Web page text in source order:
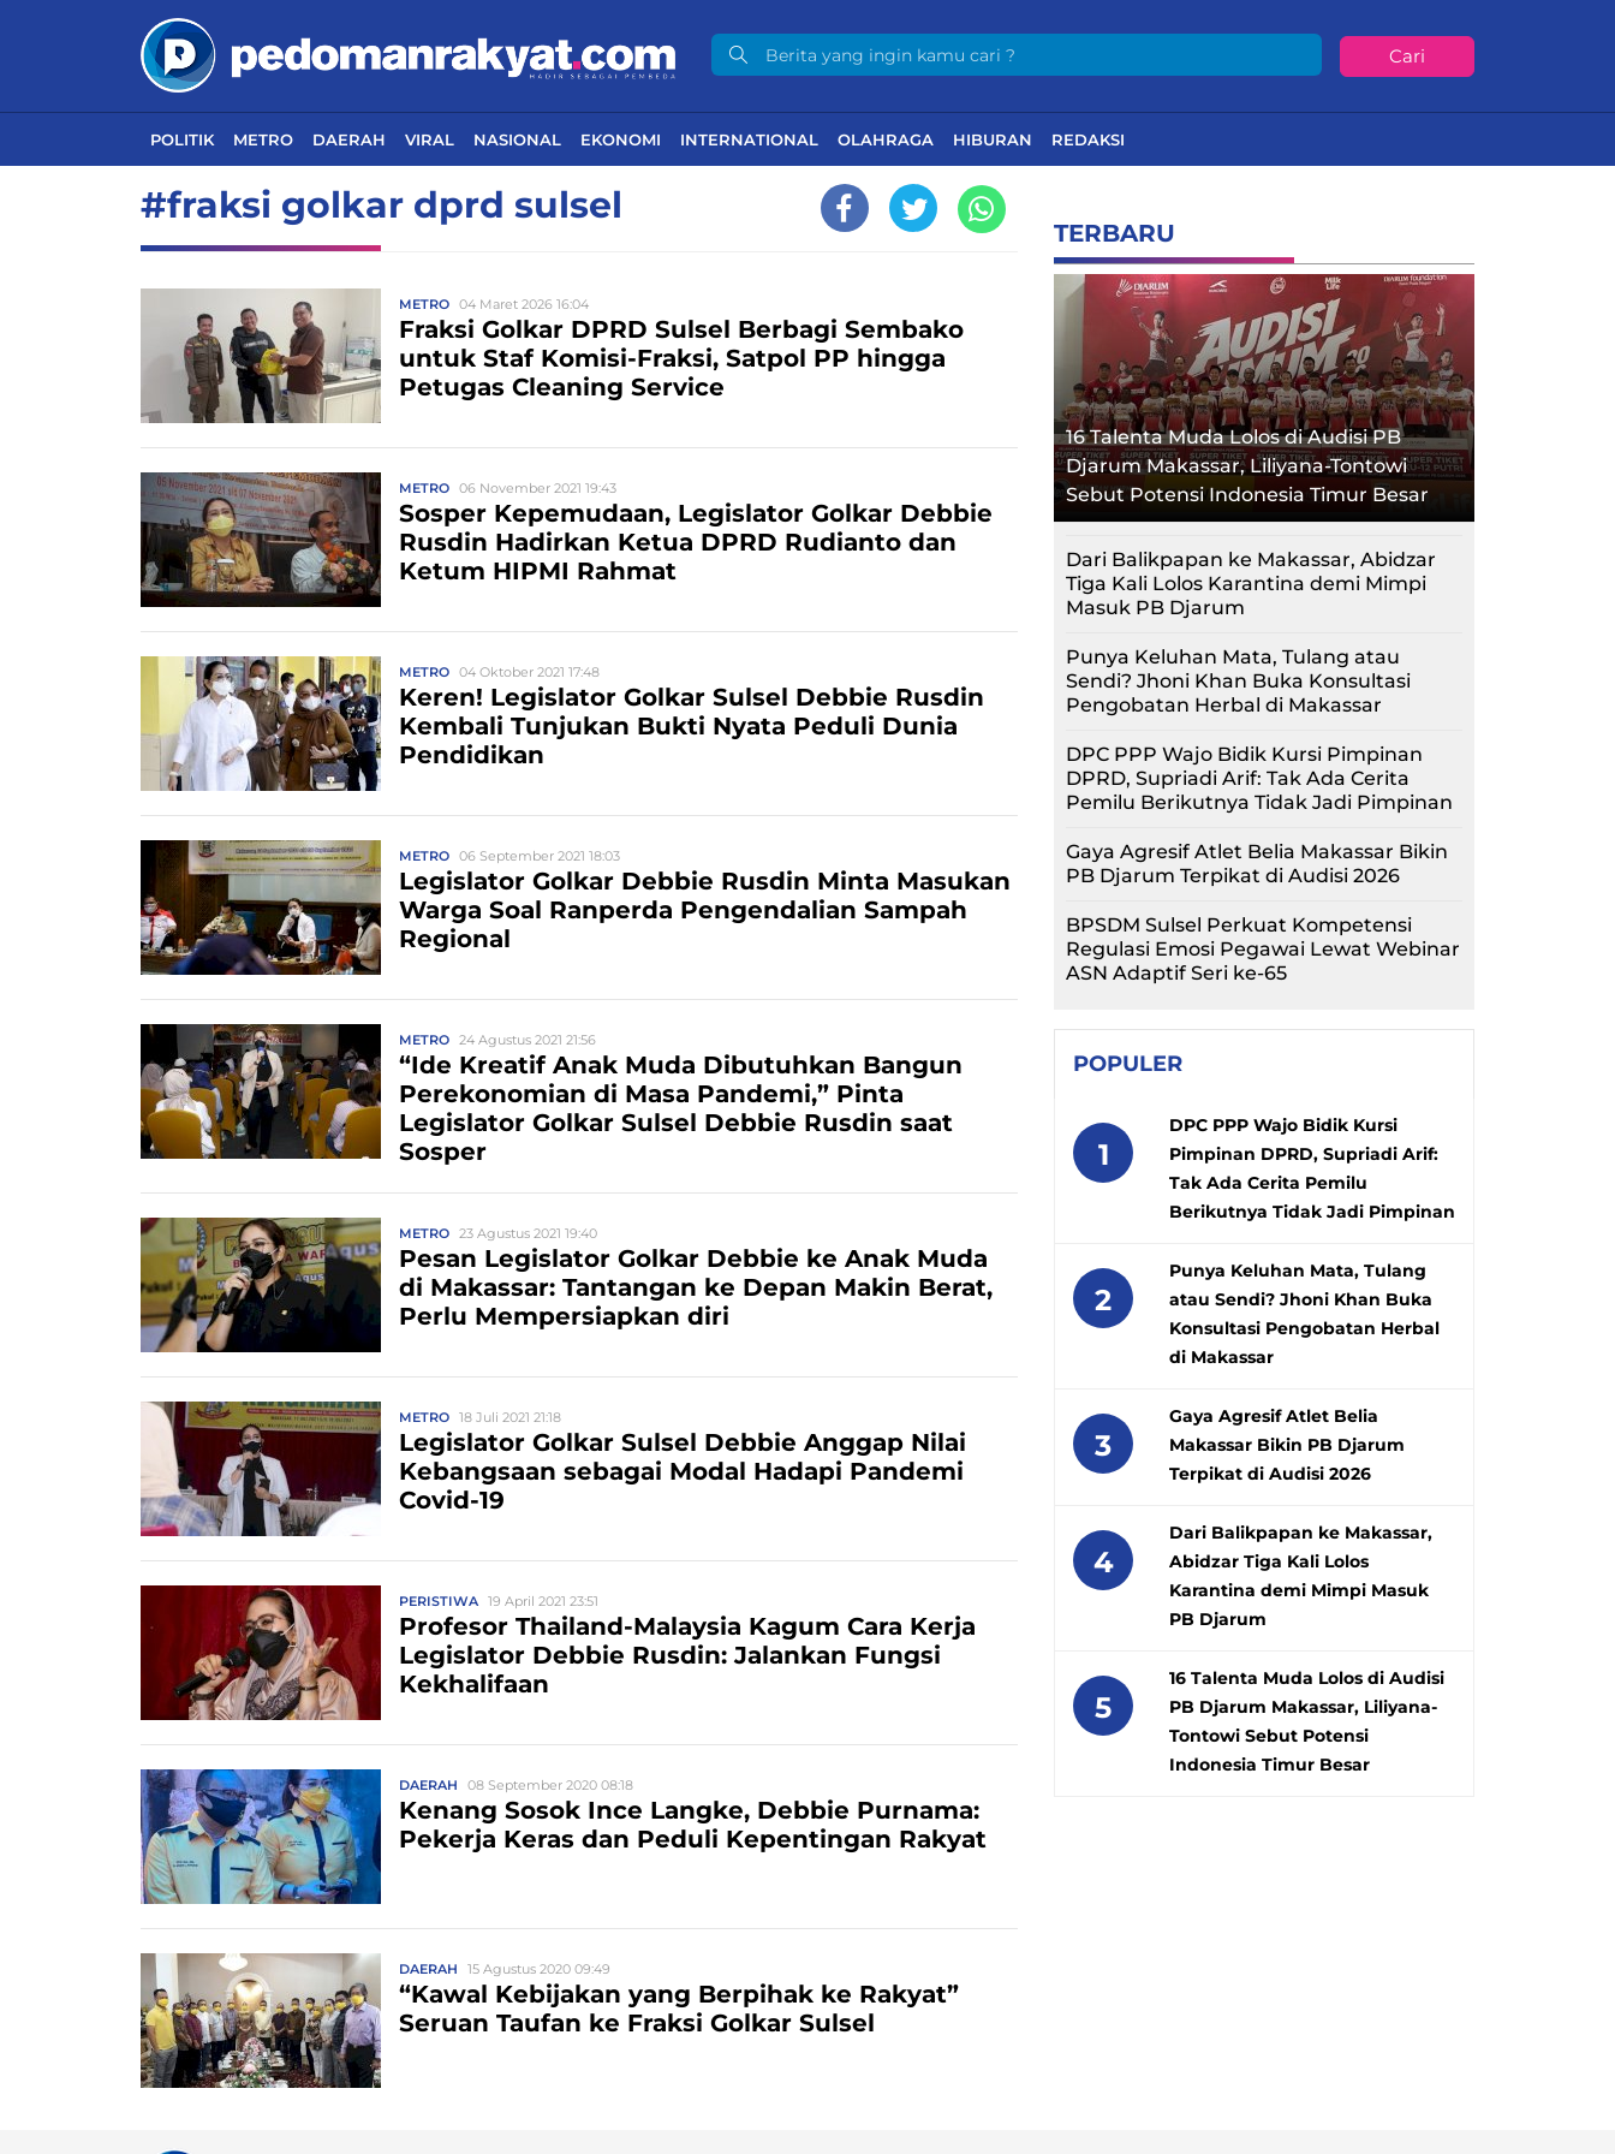
Cari
POLITIK METRO DAERAH VIRAL NASIONAL EKONOMI INTERNATIONAL OLAHRAGA HIBURAN REDAKSI
#fraksi golkar dprd sulsel
METRO 04 Maret 2026 16:04
Fraksi Golkar DPRD Sulsel Berbagi Sembako
untuk Staf Komisi-Fraksi, Satpol PP hingga
Petugas Cleaning Service
METRO 06 November 2021 19:43
Sosper Kepemudaan, Legislator Golkar Debbie
Rusdin Hadirkan Ketua DPRD Rudianto dan
Ketum HIPMI Rahmat
METRO 04 Oktober 2021 17:48
Keren! Legislator Golkar Sulsel Debbie Rusdin
Kembali Tunjukan Bukti Nyata Peduli Dunia
Pendidikan
METRO 06 September 2021 18:03
Legislator Golkar Debbie Rusdin Minta Masukan
Warga Soal Ranperda Pengendalian Sampah
Regional
METRO 24 Agustus 2021 21:56
“Ide Kreatif Anak Muda Dibutuhkan Bangun
Perekonomian di Masa Pandemi,” Pinta
Legislator Golkar Sulsel Debbie Rusdin saat
Sosper
METRO 23 Agustus 2021 19:40
Pesan Legislator Golkar Debbie ke Anak Muda
di Makassar: Tantangan ke Depan Makin Berat,
Perlu Mempersiapkan diri
METRO 18 Juli 2021 21:18
Legislator Golkar Sulsel Debbie Anggap Nilai
Kebangsaan sebagai Modal Hadapi Pandemi
Covid-19
PERISTIWA 19 April 2021 23:51
Profesor Thailand-Malaysia Kagum Cara Kerja
Legislator Debbie Rusdin: Jalankan Fungsi
Kekhalifaan
DAERAH 08 September 2020 08:18
Kenang Sosok Ince Langke, Debbie Purnama:
Pekerja Keras dan Peduli Kepentingan Rakyat
DAERAH 15 Agustus 2020 09:49
“Kawal Kebijakan yang Berpihak ke Rakyat”
Seruan Taufan ke Fraksi Golkar Sulsel
TERBARU
16 Talenta Muda Lolos di Audisi PB
Djarum Makassar, Liliyana-Tontowi
Sebut Potensi Indonesia Timur Besar
Dari Balikpapan ke Makassar, Abidzar
Tiga Kali Lolos Karantina demi Mimpi
Masuk PB Djarum
Punya Keluhan Mata, Tulang atau
Sendi? Jhoni Khan Buka Konsultasi
Pengobatan Herbal di Makassar
DPC PPP Wajo Bidik Kursi Pimpinan
DPRD, Supriadi Arif: Tak Ada Cerita
Pemilu Berikutnya Tidak Jadi Pimpinan
Gaya Agresif Atlet Belia Makassar Bikin
PB Djarum Terpikat di Audisi 2026
BPSDM Sulsel Perkuat Kompetensi
Regulasi Emosi Pegawai Lewat Webinar
ASN Adaptif Seri ke-65
POPULER
1
DPC PPP Wajo Bidik Kursi
Pimpinan DPRD, Supriadi Arif:
Tak Ada Cerita Pemilu
Berikutnya Tidak Jadi Pimpinan
2
Punya Keluhan Mata, Tulang
atau Sendi? Jhoni Khan Buka
Konsultasi Pengobatan Herbal
di Makassar
3
Gaya Agresif Atlet Belia
Makassar Bikin PB Djarum
Terpikat di Audisi 2026
4
Dari Balikpapan ke Makassar,
Abidzar Tiga Kali Lolos
Karantina demi Mimpi Masuk
PB Djarum
5
16 Talenta Muda Lolos di Audisi
PB Djarum Makassar, Liliyana-
Tontowi Sebut Potensi
Indonesia Timur Besar